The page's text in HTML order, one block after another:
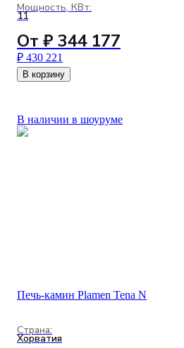
Мощность, КВт:
11
От ₽ 344 177
₽ 430 221
В корзину
В наличии в шоуруме
Печь-камин Plamen Tena N
Страна:
Хорватия